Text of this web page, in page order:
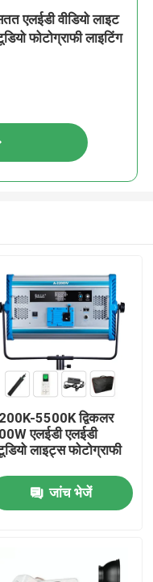
एलईडी वीडियो लाइट
फोटोग्राफी लाइटिंग
5500K द्विकलर
एलईडी एलईडी
लाइट्स फोटोग्राफी
जांच भेजें